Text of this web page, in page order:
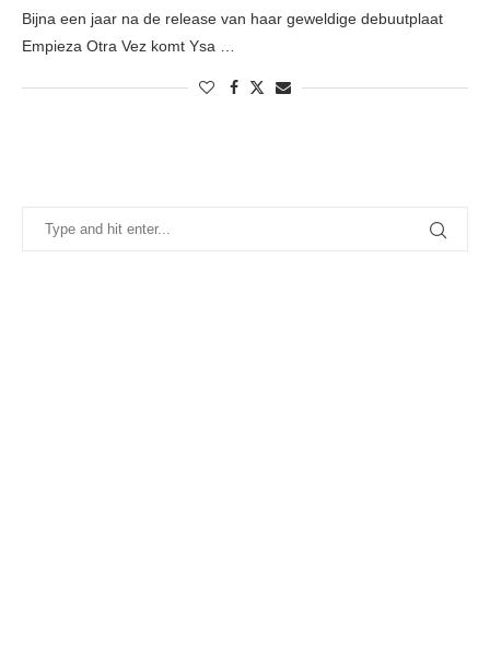
Bijna een jaar na de release van haar geweldige debuutplaat
Empieza Otra Vez komt Ysa …